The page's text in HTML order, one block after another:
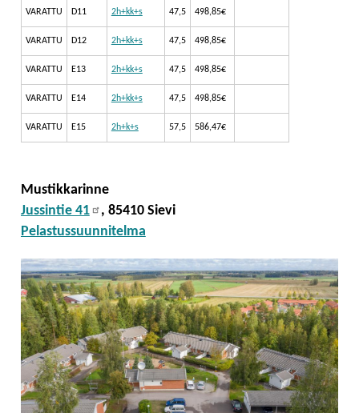
VARATTU D11 2h+kk+s 47,5 498,85€
VARATTU D12 2h+kk+s 47,5 498,85€
VARATTU E13 2h+kk+s 47,5 498,85€
VARATTU E14 2h+kk+s 47,5 498,85€
VARATTU E15 2h+k+s 57,5 586,47€
Mustikkarinne
Jussintie 41
, 85410 Sievi
Pelastussuunnitelma